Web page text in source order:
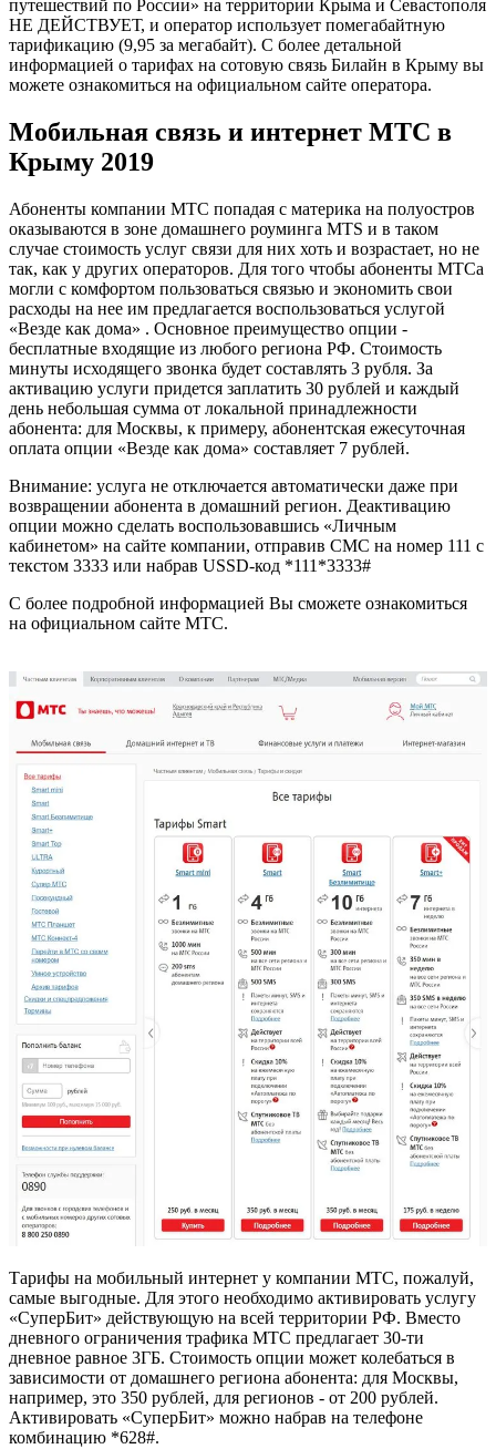
путешествий по России» на территории Крыма и Севастополя
НЕ ДЕЙСТВУЕТ, и оператор использует помегабайтную
тарификацию (9,95 за мегабайт). С более детальной
информацией о тарифах на сотовую связь Билайн в Крыму вы
можете ознакомиться на официальном сайте оператора.
Мобильная связь и интернет МТС в
Крыму 2019
Абоненты компании МТС попадая с материка на полуостров
оказываются в зоне домашнего роуминга MTS и в таком
случае стоимость услуг связи для них хоть и возрастает, но не
так, как у других операторов. Для того чтобы абоненты МТСа
могли с комфортом пользоваться связью и экономить свои
расходы на нее им предлагается воспользоваться услугой
«Везде как дома» . Основное преимущество опции -
бесплатные входящие из любого региона РФ. Стоимость
минуты исходящего звонка будет составлять 3 рубля. За
активацию услуги придется заплатить 30 рублей и каждый
день небольшая сумма от локальной принадлежности
абонента: для Москвы, к примеру, абонентская ежесуточная
оплата опции «Везде как дома» составляет 7 рублей.
Внимание: услуга не отключается автоматически даже при
возвращении абонента в домашний регион. Деактивацию
опции можно сделать воспользовавшись «Личным
кабинетом» на сайте компании, отправив СМС на номер 111 с
текстом 3333 или набрав USSD-код *111*3333#
С более подробной информацией Вы сможете ознакомиться
на официальном сайте МТС.
Тарифы на мобильный интернет у компании МТС, пожалуй,
самые выгодные. Для этого необходимо активировать услугу
«СуперБит» действующую на всей территории РФ. Вместо
дневного ограничения трафика МТС предлагает 30-ти
дневное равное 3ГБ. Стоимость опции может колебаться в
зависимости от домашнего региона абонента: для Москвы,
например, это 350 рублей, для регионов - от 200 рублей.
Активировать «СуперБит» можно набрав на телефоне
комбинацию *628#.